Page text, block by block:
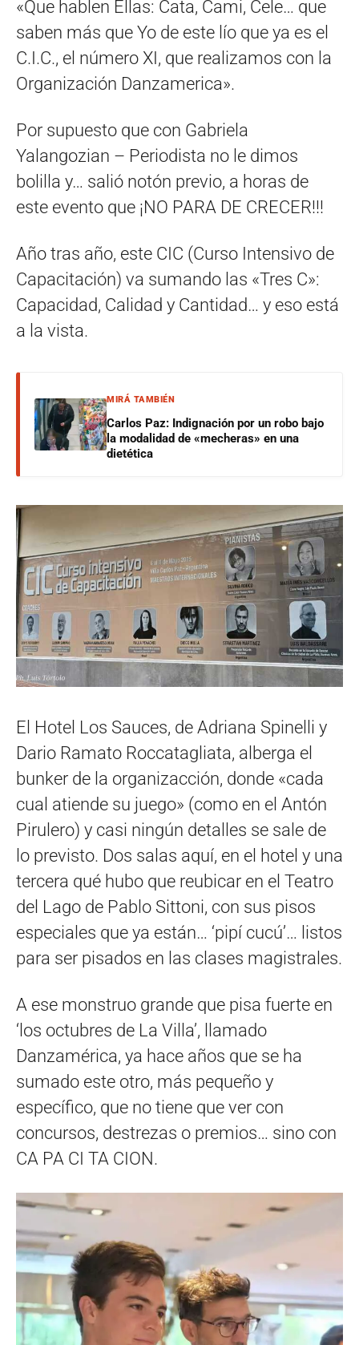
«Que hablen Ellas: Cata, Cami, Cele… que
saben más que Yo de este lío que ya es el
C.I.C., el número XI, que realizamos con la
Organización Danzamerica».
Por supuesto que con Gabriela
Yalangozian – Periodista no le dimos
bolilla y… salió notón previo, a horas de
este evento que ¡NO PARA DE CRECER!!!
Año tras año, este CIC (Curso Intensivo de
Capacitación) va sumando las «Tres C»:
Capacidad, Calidad y Cantidad… y eso está
a la vista.
MIRÁ TAMBIÉN
Carlos Paz: Indignación por un robo bajo
la modalidad de «mecheras» en una
dietética
El Hotel Los Sauces, de Adriana Spinelli y
Dario Ramato Roccatagliata, alberga el
bunker de la organizacción, donde «cada
cual atiende su juego» (como en el Antón
Pirulero) y casi ningún detalles se sale de
lo previsto. Dos salas aquí, en el hotel y una
tercera qué hubo que reubicar en el Teatro
del Lago de Pablo Sittoni, con sus pisos
especiales que ya están… ‘pipí cucú’… listos
para ser pisados en las clases magistrales.
A ese monstruo grande que pisa fuerte en
‘los octubres de La Villa’, llamado
Danzamérica, ya hace años que se ha
sumado este otro, más pequeño y
específico, que no tiene que ver con
concursos, destrezas o premios… sino con
CA PA CI TA CION.